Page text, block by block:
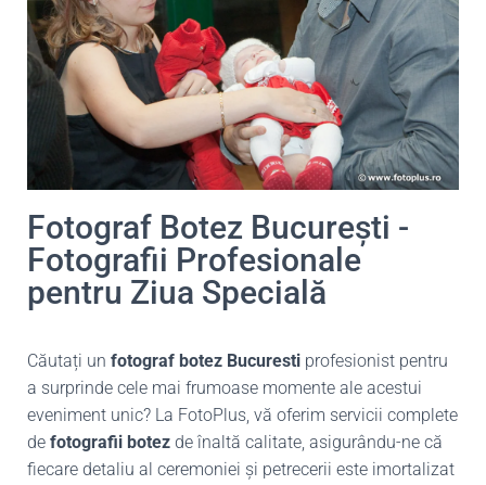
Fotograf Botez București -
Fotografii Profesionale
pentru Ziua Specială
Căutați un fotograf botez Bucuresti profesionist pentru
a surprinde cele mai frumoase momente ale acestui
eveniment unic? La FotoPlus, vă oferim servicii complete
de fotografii botez de înaltă calitate, asigurându-ne că
fiecare detaliu al ceremoniei și petrecerii este imortalizat